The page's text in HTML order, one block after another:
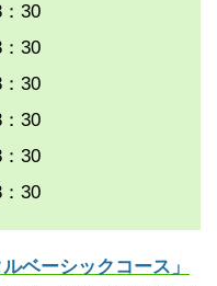
30
30
30
30
30
30
ルベーシックコース」